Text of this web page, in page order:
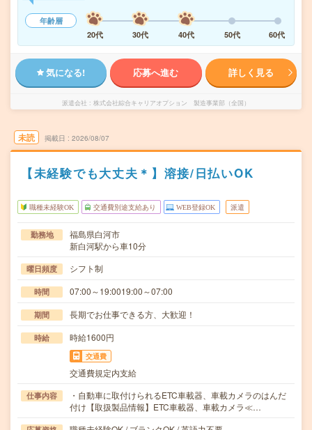
年齢層
20代
30代 40代 50代 60代
気になる! 応募へ進む 詳しく見る
派遣会社 株式会社綜合キャリアオプション 製造事業部（全国）
未読 掲載日 2026/08/07
【未経験でも大丈夫＊】溶接/日払いOK
職種未経験OK 交通費別途支給あり WEB登録OK 派遣
勤務地
福島県白河市
新白河駅から車10分
曜日頻度 シフト制
時間 07:00～19:0019:00～07:00
期間 長期でお仕事できる方、大歓迎！
時給 時給1600円
交通費
交通費規定内支給
仕事内容
・自動車に取付けられるETC車載器、車載カメラのはんだ
付け【取扱製品情報】ETC車載器、車載カメラ≪…